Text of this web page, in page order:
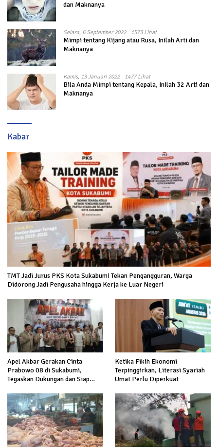
dan Maknanya
Selasa, 6 September 2022 1573 Lihat
Mimpi tentang Kijang atau Rusa, Inilah Arti dan
Maknanya
Kamis, 13 Januari 2022 1477 Lihat
Bila Anda Mimpi tentang Kepala, Inilah 32 Arti dan
Maknanya
Kabar
TMT Jadi Jurus PKS Kota Sukabumi Tekan Pengangguran, Warga
Didorong Jadi Pengusaha hingga Kerja ke Luar Negeri
Apel Akbar Gerakan Cinta
Prabowo 08 di Sukabumi,
Tegaskan Dukungan dan Siap
Prabowo
Ketika Fikih Ekonomi
Terpinggirkan, Literasi Syariah
Umat Perlu Diperkuat